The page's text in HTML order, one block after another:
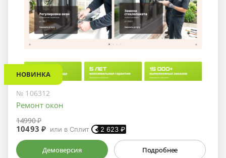
НОВИНКА
№ 106312
Ремонт окон
14990 ₽
10493 ₽ или в Сплит 2 623 ₽
Демоверсия Подробнее